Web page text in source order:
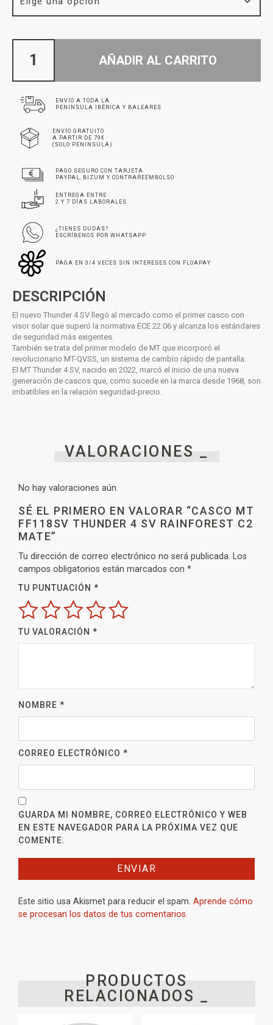
AÑADIR AL CARRITO
ENVÍO A TODA LA
PENINSULA IBÉRICA Y BALEARES
ENVÍO GRATUITO
A PARTIR DE 79€
(SOLO PENINSULA)
PAGO SEGURO CON TARJETA
PAYPAL, BIZUM Y CONTRAREEMBOLSO
ENTREGA ENTRE
2 Y 7 DÍAS LABORALES
¿TIENES DUDAS?
ESCRÍBENOS POR WHATSAPP
PAGA EN 3/4 VECES SIN INTERESES CON FLOAPAY
DESCRIPCIÓN
El nuevo Thunder 4 SV llegó al mercado como el primer casco con
visor solar que superó la normativa ECE 22.06 y alcanza los estándares
de seguridad más exigentes.
También se trata del primer modelo de MT que incorporó el
revolucionario MT-QVSS, un sistema de cambio rápido de pantalla.
El MT Thunder 4 SV, nacido en 2022, marcó el inicio de una nueva
generación de cascos que, como sucede en la marca desde 1968, son
imbatibles en la relación seguridad-precio.
VALORACIONES _
No hay valoraciones aún.
SÉ EL PRIMERO EN VALORAR “CASCO MT
FF118SV THUNDER 4 SV RAINFOREST C2
MATE”
Tu dirección de correo electrónico no será publicada. Los
campos obligatorios están marcados con *
TU PUNTUACIÓN *
TU VALORACIÓN *
NOMBRE *
CORREO ELECTRÓNICO *
GUARDA MI NOMBRE, CORREO ELECTRÓNICO Y WEB
EN ESTE NAVEGADOR PARA LA PRÓXIMA VEZ QUE
COMENTE.
Este sitio usa Akismet para reducir el spam. Aprende cómo
se procesan los datos de tus comentarios.
PRODUCTOS
RELACIONADOS _